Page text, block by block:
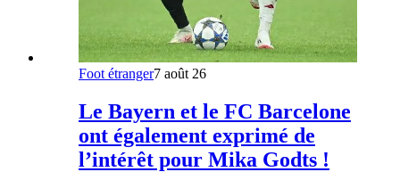
Foot étranger7 août 26
Le Bayern et le FC Barcelone
ont également exprimé de
l’intérêt pour Mika Godts !